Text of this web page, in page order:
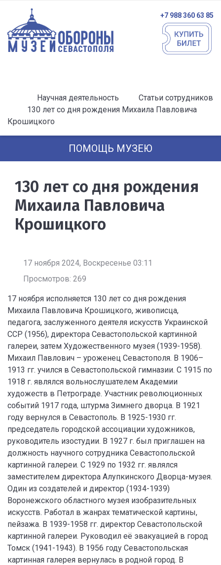
+7 988 360 63 85
Научная деятельность
Статьи сотрудников
130 лет со дня рождения Михаила Павловича
Крошицкого
ПОМОЩЬ МУЗЕЮ
130 лет со дня рождения
Михаила Павловича
Крошицкого
17 ноября 2024, Воскресенье 03:11
Просмотров: 269
17 ноября исполняется 130 лет со дня рождения
Михаила Павловича Крошицкого, живописца,
педагога, заслуженного деятеля искусств Украинской
ССР (1956), директора Севастопольской картинной
галереи, затем Художественного музея (1939-1958).
Михаил Павлович – уроженец Севастополя. В 1906–
1913 гг. учился в Севастопольской гимназии. С 1915 по
1918 г. являлся вольнослушателем Академии
художеств в Петрограде. Участник революционных
событий 1917 года, штурма Зимнего дворца. В 1921
году вернулся в Севастополь. В 1925-1930 гг.
председатель городской ассоциации художников,
руководитель изостудии. В 1927 г. был приглашен на
должность научного сотрудника Севастопольской
картинной галереи. С 1929 по 1932 гг. являлся
заместителем директора Алупкинского Дворца-музея.
Один из создателей и директор (1934-1939)
Воронежского областного музея изобразительных
искусств. Работал в жанрах тематической картины,
пейзажа. В 1939-1958 гг. директор Севастопольской
картинной галереи. Руководил её эвакуацией в город
Томск (1941-1943). В 1956 году Севастопольская
картинная галерея вернулась в родной город. В